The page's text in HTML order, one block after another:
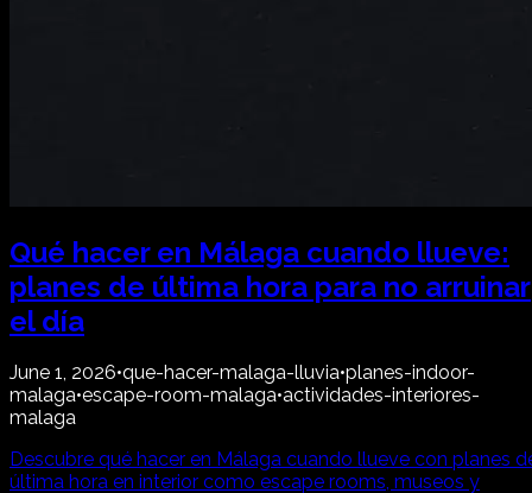
Qué hacer en Málaga cuando llueve:
planes de última hora para no arruinar
el día
June 1, 2026•que-hacer-malaga-lluvia•planes-indoor-
malaga•escape-room-malaga•actividades-interiores-
malaga
Descubre qué hacer en Málaga cuando llueve con planes
última hora en interior como escape rooms, museos y